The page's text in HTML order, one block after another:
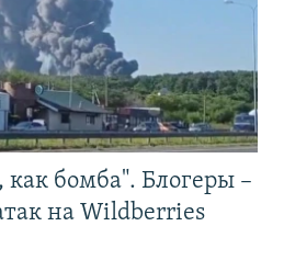
бомба". Блогеры –
на Wildberries